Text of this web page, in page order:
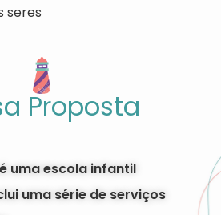
seres
Proposta
uma escola infantil
uma série de serviços